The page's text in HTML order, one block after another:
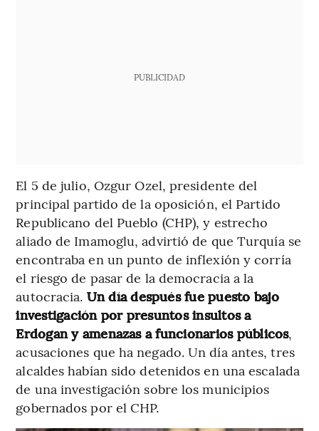
PUBLICIDAD
El 5 de julio, Ozgur Ozel, presidente del
principal partido de la oposición, el Partido
Republicano del Pueblo (CHP), y estrecho
aliado de Imamoglu, advirtió de que Turquía se
encontraba en un punto de inflexión y corría
el riesgo de pasar de la democracia a la
autocracia. Un día después fue puesto bajo
investigación por presuntos insultos a
Erdogan y amenazas a funcionarios públicos,
acusaciones que ha negado. Un día antes, tres
alcaldes habían sido detenidos en una escalada
de una investigación sobre los municipios
gobernados por el CHP.